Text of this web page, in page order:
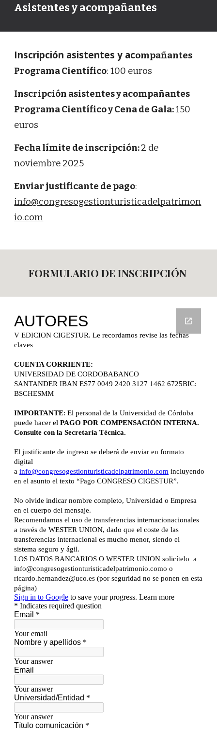
Asistentes y acompañantes
Inscripción asistentes y acompañantes
Programa Científico: 100 euros
Inscripción asistentes y acompañantes
Programa Científico y Cena de Gala:150
euros
Fecha límite de inscripción:2 de
noviembre 2025
Enviar justificante de pago:
info@congresogestionturisticadelpatrimon
io.com
FORMULARIO DE INSCRIPCIÓN